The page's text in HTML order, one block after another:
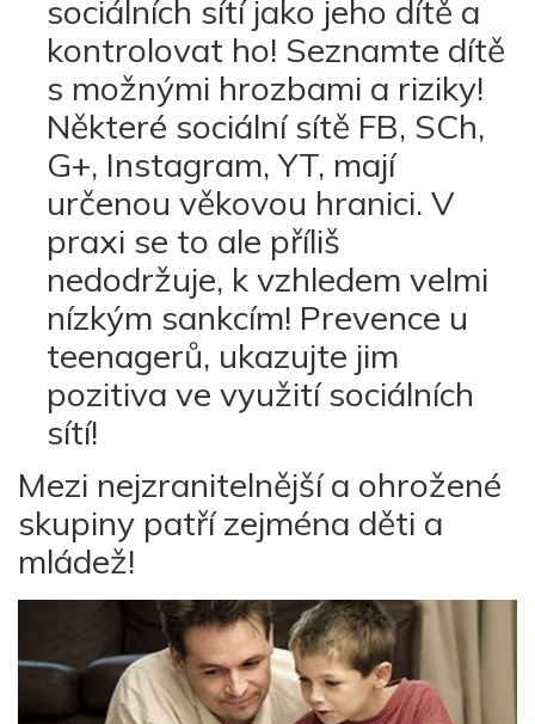
sociálních sítí jako jeho dítě a
kontrolovat ho! Seznamte dítě
s možnými hrozbami a riziky!
Některé sociální sítě FB, SCh,
G+, Instagram, YT, mají
určenou věkovou hranici. V
praxi se to ale příliš
nedodržuje, k vzhledem velmi
nízkým sankcím! Prevence u
teenagerů, ukazujte jim
pozitiva ve využití sociálních
sítí!
Mezi nejzranitelnější a ohrožené
skupiny patří zejména děti a
mládež!